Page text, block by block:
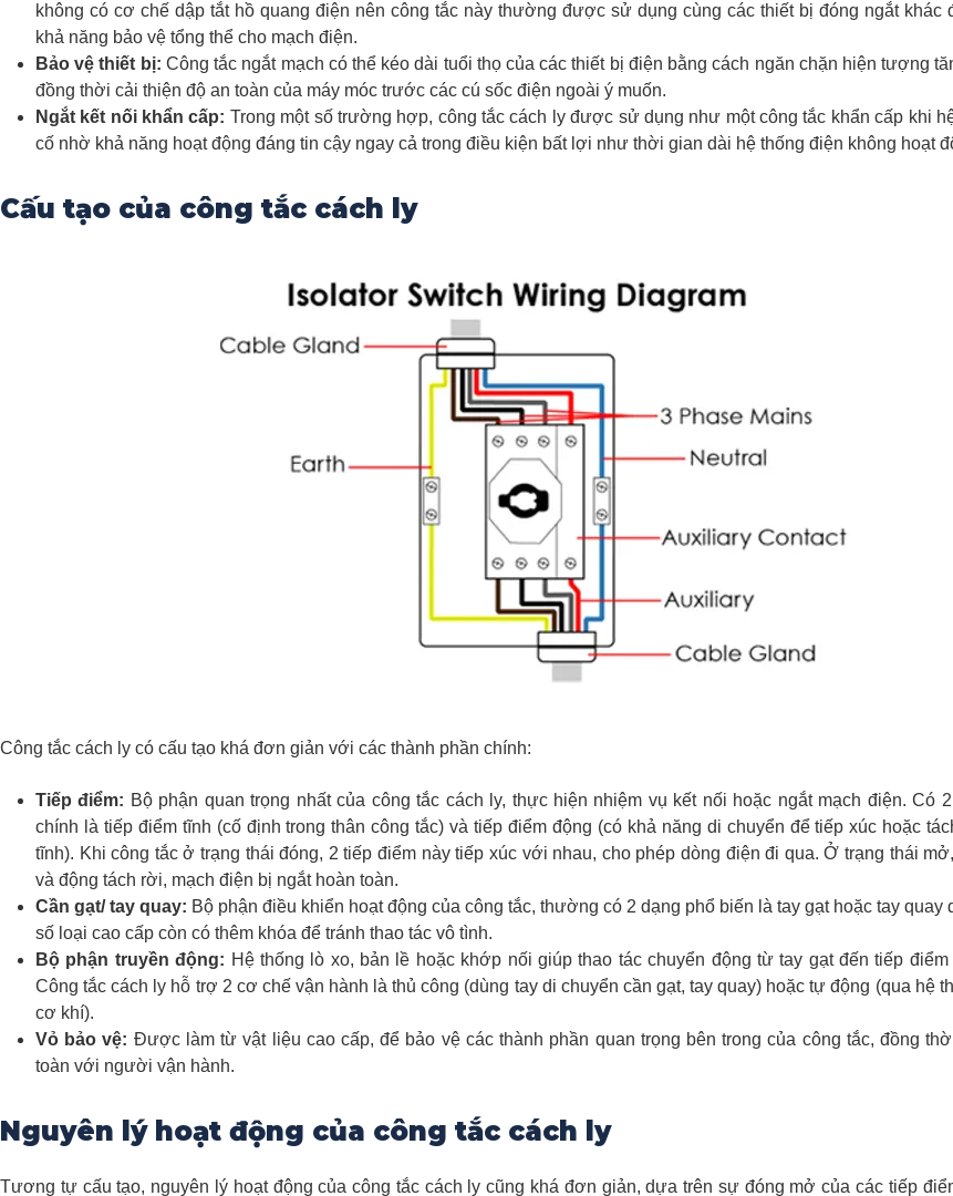
không có cơ chế dập tắt hồ quang điện nên công tắc này thường được sử dụng cùng các thiết bị đóng ngắt khác
khả năng bảo vệ tổng thể cho mạch điện.
Bảo vệ thiết bị: Công tắc ngắt mạch có thể kéo dài tuổi thọ của các thiết bị điện bằng cách ngăn chặn hiện tượng
đồng thời cải thiện độ an toàn của máy móc trước các cú sốc điện ngoài ý muốn.
Ngắt kết nối khẩn cấp: Trong một số trường hợp, công tắc cách ly được sử dụng như một công tắc khẩn cấp khi
cố nhờ khả năng hoạt động đáng tin cậy ngay cả trong điều kiện bất lợi như thời gian dài hệ thống điện không hoạt
Cấu tạo của công tắc cách ly
Công tắc cách ly có cấu tạo khá đơn giản với các thành phần chính:
Tiếp điểm: Bộ phận quan trọng nhất của công tắc cách ly, thực hiện nhiệm vụ kết nối hoặc ngắt mạch điện. Có
chính là tiếp điểm tĩnh (cố định trong thân công tắc) và tiếp điểm động (có khả năng di chuyển để tiếp xúc hoặc
tĩnh). Khi công tắc ở trạng thái đóng, 2 tiếp điểm này tiếp xúc với nhau, cho phép dòng điện đi qua. Ở trạng thái
và động tách rời, mạch điện bị ngắt hoàn toàn.
Cần gạt/ tay quay: Bộ phận điều khiển hoạt động của công tắc, thường có 2 dạng phổ biến là tay gạt hoặc tay quay
số loại cao cấp còn có thêm khóa để tránh thao tác vô tình.
Bộ phận truyền động: Hệ thống lò xo, bản lề hoặc khớp nối giúp thao tác chuyển động từ tay gạt đến tiếp
Công tắc cách ly hỗ trợ 2 cơ chế vận hành là thủ công (dùng tay di chuyển cần gạt, tay quay) hoặc tự động (qua hệ
cơ khí).
Vỏ bảo vệ: Được làm từ vật liệu cao cấp, để bảo vệ các thành phần quan trọng bên trong của công tắc, đồng
toàn với người vận hành.
Nguyên lý hoạt động của công tắc cách ly
Tương tự cấu tạo, nguyên lý hoạt động của công tắc cách ly cũng khá đơn giản, dựa trên sự đóng mở của các tiếp